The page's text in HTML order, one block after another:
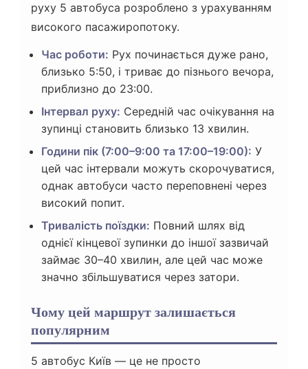
руху 5 автобуса розроблено з урахуванням
високого пасажиропотоку.
Час роботи: Рух починається дуже рано,
близько 5:50, і триває до пізнього вечора,
приблизно до 23:00.
Інтервал руху: Середній час очікування на
зупинці становить близько 13 хвилин.
Години пік (7:00–9:00 та 17:00–19:00): У
цей час інтервали можуть скорочуватися,
однак автобуси часто переповнені через
високий попит.
Тривалість поїздки: Повний шлях від
однієї кінцевої зупинки до іншої зазвичай
займає 30–40 хвилин, але цей час може
значно збільшуватися через затори.
Чому цей маршрут залишається
популярним
5 автобус Київ — це не просто